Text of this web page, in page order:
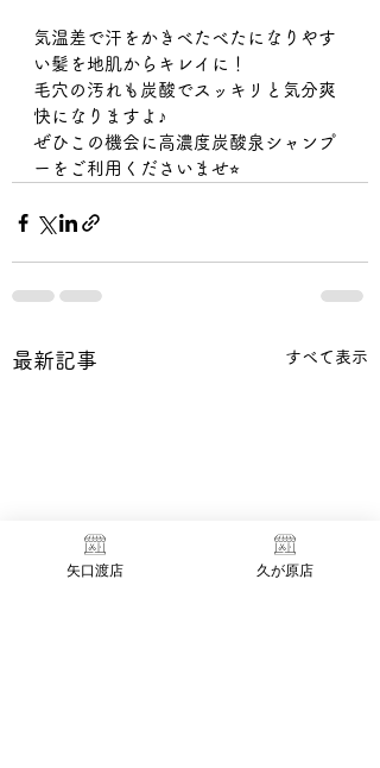
気温差で汗をかきべたべたになりやす
い髪を地肌からキレイに！
毛穴の汚れも炭酸でスッキリと気分爽
快になりますよ♪
ぜひこの機会に高濃度炭酸泉シャンプ
ーをご利用くださいませ⭐︎
最新記事 すべて表示
矢口渡店 久が原店